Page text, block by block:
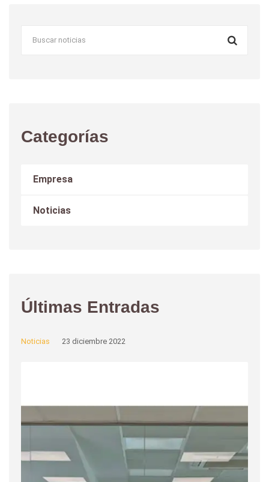
Categorías
Empresa
Noticias
Últimas Entradas
Noticias 23 diciembre 2022